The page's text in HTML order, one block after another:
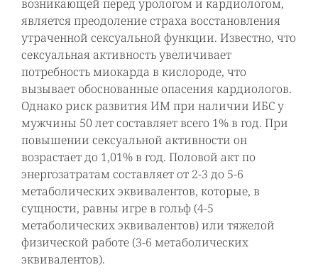
возникающей перед урологом и кардиологом,
является преодоление страха восстановления
утраченной сексуальной функции. Известно, что
сексуальная активность увеличивает
потребность миокарда в кислороде, что
вызывает обоснованные опасения кардиологов.
Однако риск развития ИМ при наличии ИБС у
мужчины 50 лет составляет всего 1% в год. При
повышении сексуальной активности он
возрастает до 1,01% в год. Половой акт по
энергозатратам составляет от 2-3 до 5-6
метаболических эквивалентов, которые, в
сущности, равны игре в гольф (4-5
метаболических эквивалентов) или тяжелой
физической работе (3-6 метаболических
эквивалентов).